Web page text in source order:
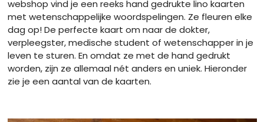
webshop vind je een reeks hand gedrukte lino kaarten
met wetenschappelijke woordspelingen. Ze fleuren elke
dag op! De perfecte kaart om naar de dokter,
verpleegster, medische student of wetenschapper in je
leven te sturen. En omdat ze met de hand gedrukt
worden, zijn ze allemaal nét anders en uniek. Hieronder
zie je een aantal van de kaarten.